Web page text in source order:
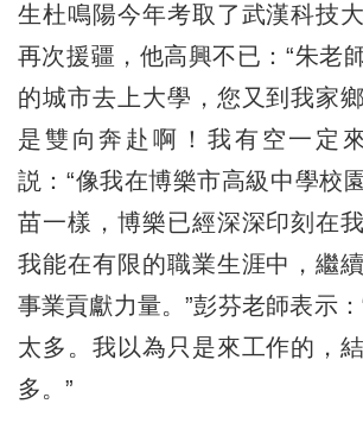
生杜鳴陽今年考取了武漢科技
再次援疆，他高興不已：“朱老
的城市去上大學，您又到我家
是雙向奔赴啊！我有空一定
説：“像我在博樂市高級中學校
苗一樣，博樂已經深深印刻在
我能在有限的職業生涯中，繼
事業貢獻力量。”彭芬老師表示
太多。我以為只是來工作的，
多。”